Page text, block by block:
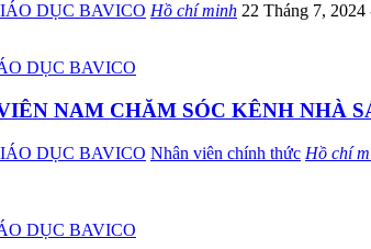
DỤC BAVICO Hồ chí minh 22 Tháng 7, 2024
NAM CHĂM SÓC KÊNH NHÀ
DỤC BAVICO Nhân viên chính thức Hồ chí